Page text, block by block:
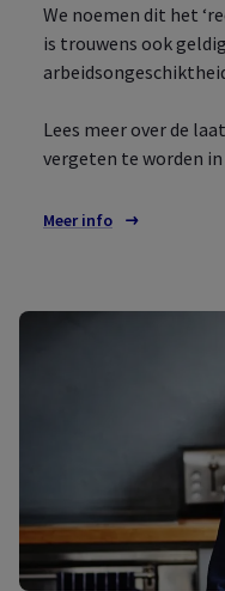
We noemen dit het
is trouwens ook
Lees meer over de
vergeten te worden
Meer info